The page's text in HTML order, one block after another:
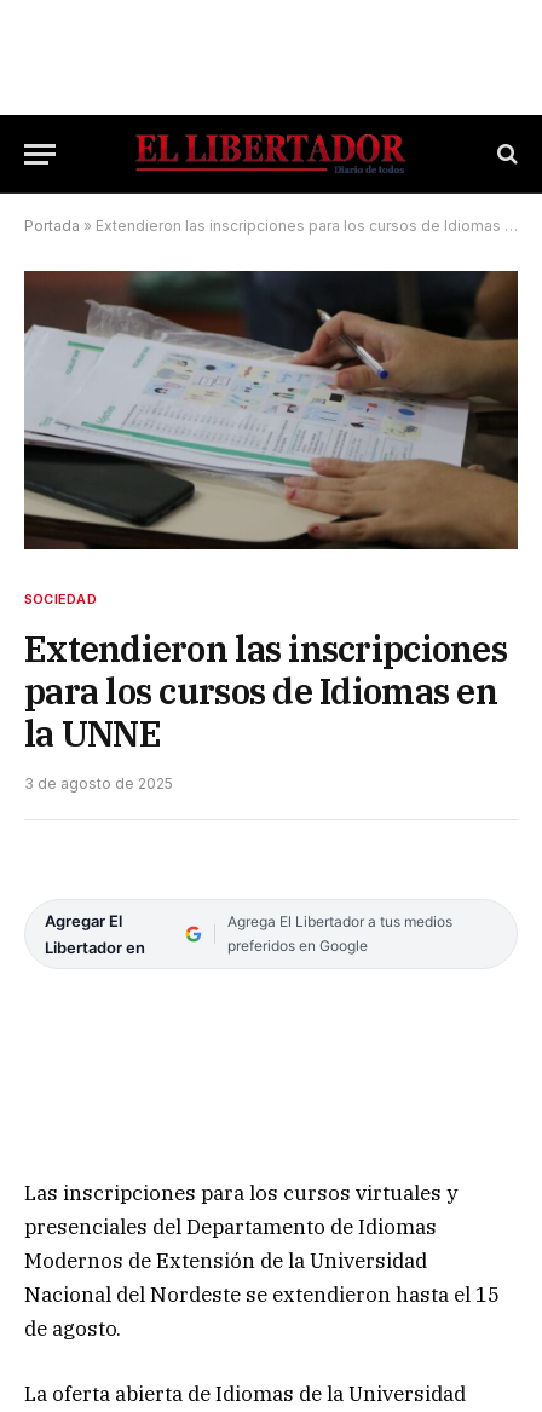
Portada » Extendieron las inscripciones para los cursos de Idiomas en la UNNE
SOCIEDAD
Extendieron las inscripciones
para los cursos de Idiomas en
la UNNE
3 de agosto de 2025
Agregar El
Libertador en
Agrega El Libertador a tus medios
preferidos en Google
Las inscripciones para los cursos virtuales y
presenciales del Departamento de Idiomas
Modernos de Extensión de la Universidad
Nacional del Nordeste se extendieron hasta el 15
de agosto.
La oferta abierta de Idiomas de la Universidad